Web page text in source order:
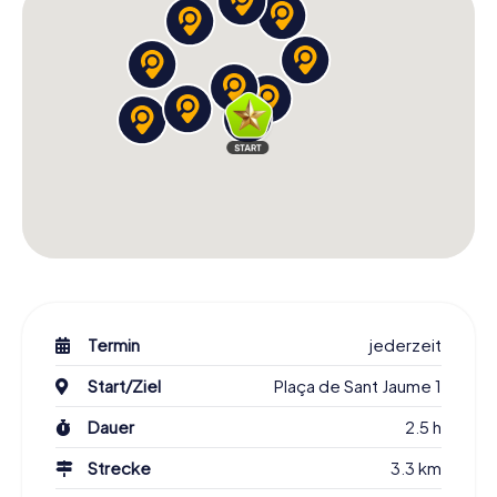
Termin
jederzeit
Start/Ziel
Plaça de Sant Jaume 1
Dauer
2.5 h
Strecke
3.3 km